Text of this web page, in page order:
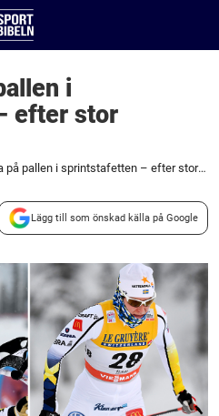
i
efter stor
Svenskorna på pallen i sprintstafetten – efter stor dramatik
Lägg till som önskad källa på Google